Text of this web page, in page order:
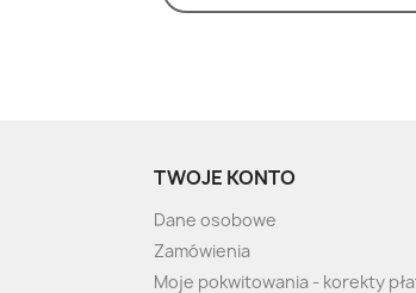
TWOJE KONTO
Dane osobowe
Zamówienia
Moje pokwitowania - korekty